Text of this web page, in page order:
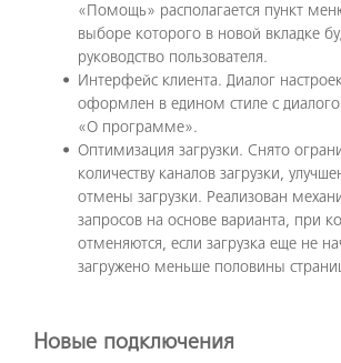
«Помощь» располагается пункт
выборе которого в новой вкладке
руководство пользователя.
Интерфейс клиента. Диалог
оформлен в едином стиле с
«О программе».
Оптимизация загрузки. Снято
количеству каналов загрузки,
отмены загрузки. Реализован
запросов на основе варианта, при
отменяются, если загрузка еще не
загружено меньше половины
Новые подключения